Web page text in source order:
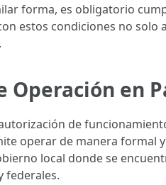
forma, es obligatorio
estos condiciones no
Operación en
de
operar de manera formal
local donde se
federales.